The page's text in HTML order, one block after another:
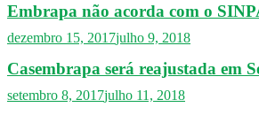
Embrapa não acorda com o
dezembro 15, 2017julho 9, 2018
Casembrapa será reajustada em
setembro 8, 2017julho 11, 2018